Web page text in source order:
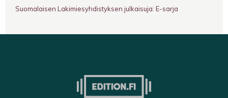
Suomalaisen Lakimiesyhdistyksen julkaisuja: E-sarja